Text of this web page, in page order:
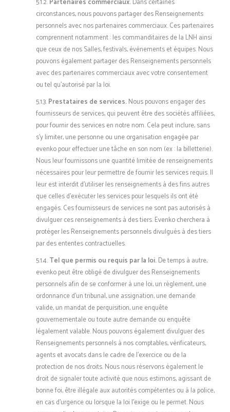
5.1.2.Partenaires commerciaux.Dans certaines
circonstances, nous pouvons partager des Renseignements
personnels avec nos partenaires commerciaux. Ces partenaires
comprennent notamment : les commanditaires de la LNH ainsi
que ceux de nos Salles, festivals, événements et équipes. Nous
pouvons également partager des Renseignements personnels
avec des partenaires commerciaux avec votre consentement
ou tel qu’autorisé par la loi.
5.1.3.Prestataires de services.Nous pouvons engager des
fournisseurs de services, qui peuvent être des sociétés affiliées,
pour fournir des services en notre nom. Cela peut inclure, sans
s’y limiter, une personne ou une organisation engagée par
evenko pour effectuer une tâche en son nom (ex : la billetterie).
Nous leur fournissons une quantité limitée de renseignements
nécessaires pour leur permettre de fournir les services requis. Il
leur est interdit d’utiliser les renseignements à des fins autres
que celles d’exécuter les services pour lesquels ils ont été
engagés. Ces fournisseurs de services ne sont pas autorisés à
divulguer ces renseignements à des tiers. Evenko cherchera à
protéger les Renseignements personnels divulgués à des tiers
par des ententes contractuelles.
5.1.4.Tel que permis ou requis par la loi.De temps à autre,
evenko peut être obligé de divulguer des Renseignements
personnels afin de se conformer à une loi, un règlement, une
ordonnance d’un tribunal, une assignation, une demande
valide, un mandat de perquisition, une enquête
gouvernementale ou toute autre demande ou enquête
légalement valable. Nous pouvons également divulguer des
Renseignements personnels à nos comptables, vérificateurs,
agents et avocats dans le cadre de l’exercice ou de la
protection de nos droits. Nous nous réservons également le
droit de signaler toute activité que nous estimons, agissant de
bonne foi, être illégale aux autorités compétentes ou à la police,
en cas d’urgence ou lorsque la loi l’exige ou le permet. Nous